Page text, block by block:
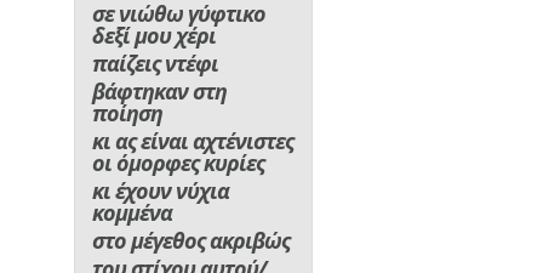
σε νιώθω γύφτικο
δεξί μου χέρι
παίζεις ντέφι
βάφτηκαν στη
ποίηση
κι ας είναι αχτένιστες
οι όμορφες κυρίες
κι έχουν νύχια
κομμένα
στο μέγεθος ακριβώς